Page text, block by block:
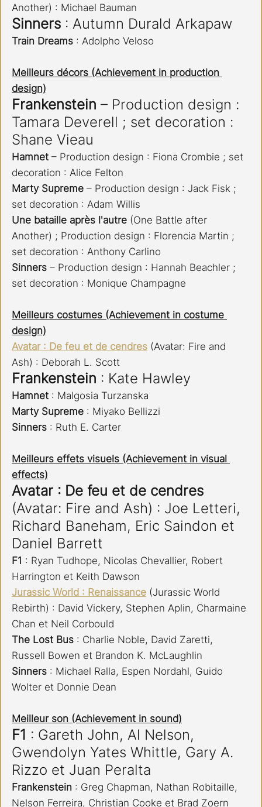
Another) : Michael Bauman
Sinners : Autumn Durald Arkapaw
Train Dreams : Adolpho Veloso​​​​​​​
Meilleurs décors (Achievement in production
design)
Frankenstein – Production design :
Tamara Deverell ; set decoration :
Shane Vieau
Hamnet – Production design : Fiona Crombie ; set
decoration : Alice Felton
Marty Supreme – Production design : Jack Fisk ;
set decoration : Adam Willis
Une bataille après l'autre (One Battle after
Another) ; Production design : Florencia Martin ;
set decoration : Anthony Carlino
Sinners – Production design : Hannah Beachler ;
set decoration : Monique Champagne​​​​​​​
Meilleurs costumes (Achievement in costume
design)
Avatar : De feu et de cendres (Avatar: Fire and
Ash) : Deborah L. Scott
Frankenstein : Kate Hawley
Hamnet : Malgosia Turzanska
Marty Supreme : Miyako Bellizzi
Sinners : Ruth E. Carter​​​​​​​
Meilleurs effets visuels (Achievement in visual
effects)
Avatar : De feu et de cendres
(Avatar: Fire and Ash) : Joe Letteri,
Richard Baneham, Eric Saindon et
Daniel Barrett
F1 : Ryan Tudhope, Nicolas Chevallier, Robert
Harrington et Keith Dawson
Jurassic World : Renaissance (Jurassic World
Rebirth) : David Vickery, Stephen Aplin, Charmaine
Chan et Neil Corbould
The Lost Bus : Charlie Noble, David Zaretti,
Russell Bowen et Brandon K. McLaughlin
Sinners : Michael Ralla, Espen Nordahl, Guido
Wolter et Donnie Dean​​​​​​​
Meilleur son (Achievement in sound)
F1 : Gareth John, Al Nelson,
Gwendolyn Yates Whittle, Gary A.
Rizzo et Juan Peralta
Frankenstein : Greg Chapman, Nathan Robitaille,
Nelson Ferreira, Christian Cooke et Brad Zoern